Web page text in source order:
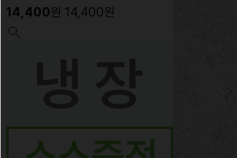
14,400원 14,400원